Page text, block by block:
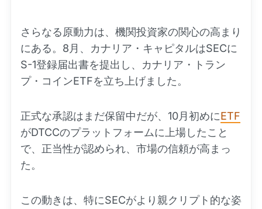
さらなる原動力は、機関投資家の関心の高まり
にある。8月、カナリア・キャピタルはSECに
S-1登録届出書を提出し、カナリア・トラン
プ・コインETFを立ち上げました。
正式な承認はまだ保留中だが、10月初めにETF
がDTCCのプラットフォームに上場したこと
で、正当性が認められ、市場の信頼が高まっ
た。
この動きは、特にSECがより親クリプト的な姿